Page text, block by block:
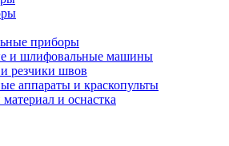
приборы
и шлифовальные машины
резчики швов
аппараты и краскопульты
и оснастка